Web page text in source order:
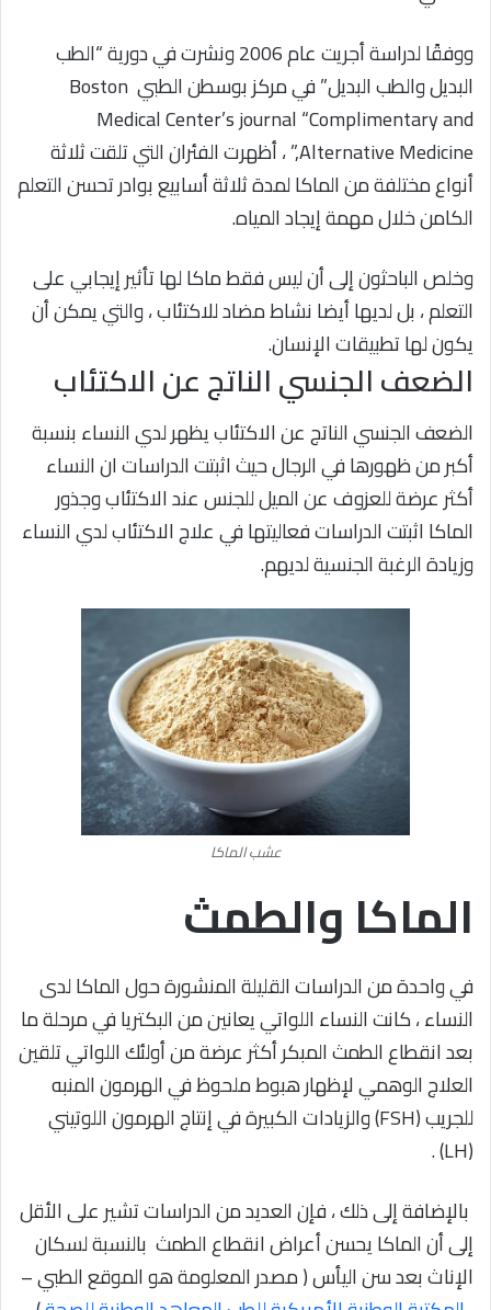
ووفقًا لدراسة أجريت عام 2006 ونشرت في دورية “الطب
البديل والطب البديل” في مركز بوسطن الطبي Boston
Medical Center’s journal “Complimentary and
Alternative Medicine,” ، أظهرت الفئران التي تلقت ثلاثة
أنواع مختلفة من الماكا لمدة ثلاثة أسابيع بوادر تحسن التعلم
الكامن خلال مهمة إيجاد المياه.
وخلص الباحثون إلى أن ليس فقط ماكا لها تأثير إيجابي على
التعلم ، بل لديها أيضا نشاط مضاد للاكتئاب ، والتي يمكن أن
يكون لها تطبيقات الإنسان.
الضعف الجنسي الناتج عن الاكتئاب
الضعف الجنسي الناتج عن الاكتئاب يظهر لدي النساء بنسبة
أكبر من ظهورها في الرجال حيث اثبتت الدراسات ان النساء
أكثر عرضة للعزوف عن الميل للجنس عند الاكتئاب وجذور
الماكا اثبتت الدراسات فعاليتها في علاج الاكتئاب لدي النساء
وزيادة الرغبة الجنسية لديهم.
عشب الماكا
الماكا والطمث
في واحدة من الدراسات القليلة المنشورة حول الماكا لدى
النساء ، كانت النساء اللواتي يعانين من البكتريا في مرحلة ما
بعد انقطاع الطمث المبكر أكثر عرضة من أولئك اللواتي تلقين
العلاج الوهمي لإظهار هبوط ملحوظ في الهرمون المنبه
للجريب (FSH) والزيادات الكبيرة في إنتاج الهرمون اللوتيني
(LH) .
بالإضافة إلى ذلك ، فإن العديد من الدراسات تشير على الأقل
إلى أن الماكا يحسن أعراض انقطاع الطمث بالنسبة لسكان
الإناث بعد سن اليأس ( مصدر المعلومة هو الموقع الطبي –